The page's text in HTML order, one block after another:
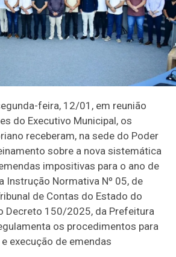
feira, 12/01, em reunião
do Executivo Municipal, os
receberam, na sede do Poder
sobre a nova sistemática
impositivas para o ano de
Instrução Normativa Nº 05, de
de Contas do Estado do
Decreto 150/2025, da Prefeitura
os procedimentos para
execução de emendas